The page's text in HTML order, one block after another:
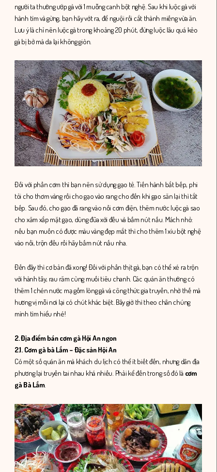
người ta thường ướp gà với 1 muỗng canh bột nghệ. Sau khi luộc gà với
hành tím và gừng, bạn hãy vớt ra, để nguội rồi cắt thành miếng vừa ăn.
Lưu ý là chỉ nên luộc gà trong khoảng 20 phút, đừng luộc lâu quá kẻo
gà bị bở mà da lại không giòn.
Đối với phần cơm thì bạn nên sử dụng gạo tẻ. Tiến hành bắt bếp, phi
tỏi cho thơm vàng rồi cho gạo vào rang cho đến khi gạo săn lại thì tắt
bếp. Sau đó, cho gạo đã rang vào nồi cơm điện, thêm nước luộc gà sao
cho xăm xắp mặt gạo, dùng đũa xới đều và bấm nút nấu. Mách nhỏ:
nếu bạn muốn có được màu vàng đẹp mắt thì cho thêm 1 xíu bột nghệ
vào nồi, trộn đều rồi hãy bấm nút nấu nha.
Đến đây thì cơ bản đã xong! Đối với phần thịt gà, bạn có thể xé ra trộn
với hành tây, rau răm cùng muối tiêu chanh. Các quán ăn thường có
thêm 1 chén nước mạ gồm lòng gà và công thức gia truyền, nhờ thế mà
hương vị mỗi nơi lại có chút khác biệt. Bây giờ thì theo chân chúng
mình tìm hiểu nhé!
2. Địa điểm bán cơm gà Hội An ngon
2.1. Cơm gà bà Lắm – Đặc sản Hội An
Có một số quán ăn mà khách du lịch có thể ít biết đến, nhưng dân địa
phương lại truyền tai nhau khá nhiều. Phải kể đến trong số đó là cơm
gà Bà Lắm.